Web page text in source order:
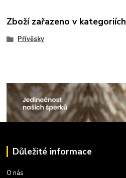
Zboží zařazeno v kategoriích
Přívěsky
Důležité informace
O nás